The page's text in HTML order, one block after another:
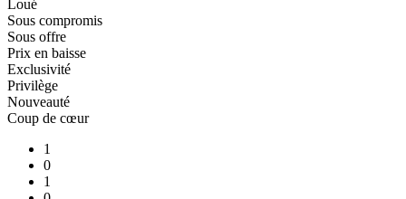
Loué
Sous compromis
Sous offre
Prix en baisse
Exclusivité
Privilège
Nouveauté
Coup de cœur
1
0
1